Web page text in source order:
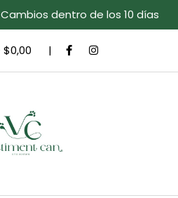
dentro de los 10 días
$0,00